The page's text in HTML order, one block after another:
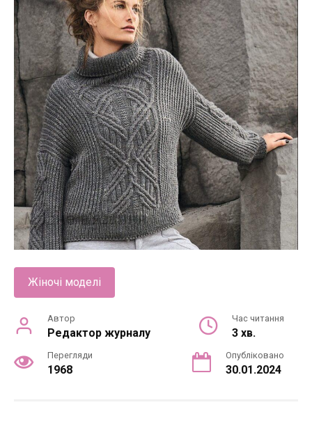
Жіночі моделі
Автор
Редактор журналу
Час читання
3 хв.
Перегляди
1968
Опубліковано
30.01.2024